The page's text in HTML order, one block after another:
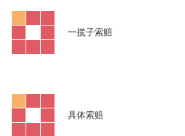
一揽子索赔
具体索赔